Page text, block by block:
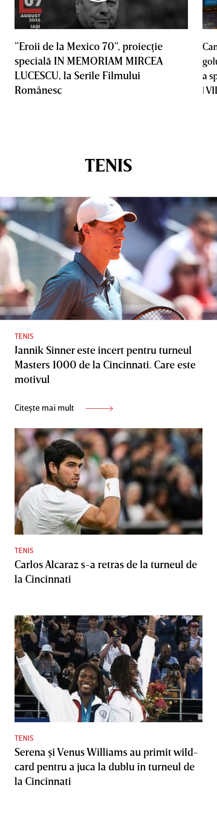
”Eroii de la Mexico 70”, proiecţie
specială IN MEMORIAM MIRCEA
LUCESCU, la Serile Filmului
Românesc
a
|
TENIS
TENIS
Jannik Sinner este incert pentru turneul
Masters 1000 de la Cincinnati. Care este
motivul
Citește mai mult
TENIS
Carlos Alcaraz s-a retras de la turneul de
la Cincinnati
TENIS
Serena şi Venus Williams au primit wild-
card pentru a juca la dublu în turneul de
la Cincinnati